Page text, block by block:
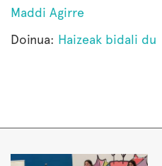
Maddi Agirre
Doinua: Haizeak bidali du